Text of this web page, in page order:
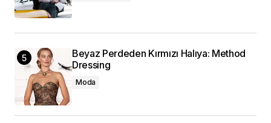
Beyaz Perdeden Kırmızı Halıya: Method
Dressing
Moda